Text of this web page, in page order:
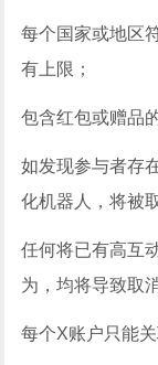
每个国家或地区
有上限；
包含红包或赠品
如发现参与者存
化机器人，将被
任何将已有高互
为，均将导致取
每个X账户只能